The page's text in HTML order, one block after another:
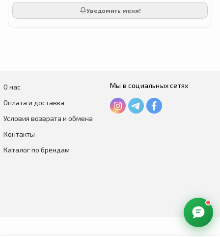
Уведомить меня!
О нас
Оплата и доставка
Условия возврата и обмена
Контакты
Каталог по брендам
Мы в социальных сетях